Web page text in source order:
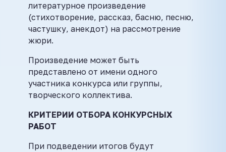
литературное произведение
(стихотворение, рассказ, басню, песню,
частушку, анекдот) на рассмотрение
жюри.
Произведение может быть
представлено от имени одного
участника конкурса или группы,
творческого коллектива.
КРИТЕРИИ ОТБОРА КОНКУРСНЫХ
РАБОТ
При подведении итогов будут